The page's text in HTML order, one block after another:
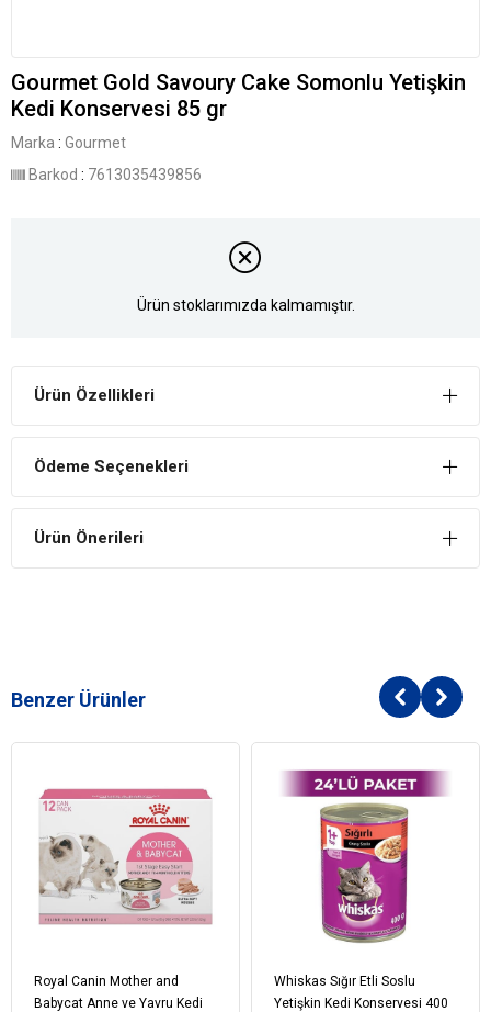
Gourmet Gold Savoury Cake Somonlu Yetişkin
Kedi Konservesi 85 gr
Marka : Gourmet
Barkod : 7613035439856
Ürün stoklarımızda kalmamıştır.
Ürün Özellikleri
Ödeme Seçenekleri
Ürün Önerileri
Benzer Ürünler
Royal Canin Mother and
Babycat Anne ve Yavru Kedi
Whiskas Sığır Etli Soslu
Yetişkin Kedi Konservesi 400